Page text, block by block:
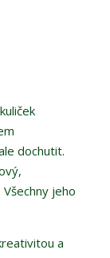
dochutit.
jeho
a